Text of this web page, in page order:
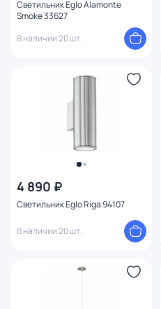
Светильник Eglo Alamonte
Smoke 33627
В наличии 20 шт.
4 890 ₽
Светильник Eglo Riga 94107
В наличии 20 шт.